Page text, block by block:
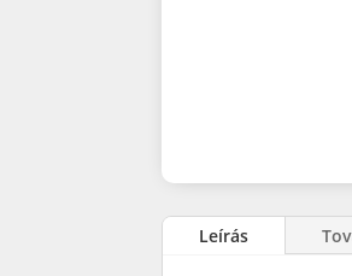
Leírás